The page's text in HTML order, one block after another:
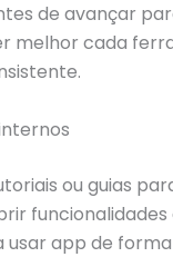
de avançar
melhor cada
ou guias
usar app de